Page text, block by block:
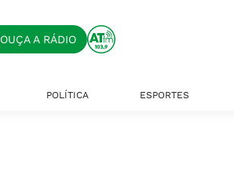
OUÇA A RÁDIO
POLÍTICA ESPORTES